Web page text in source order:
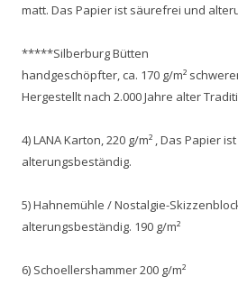
matt. Das Papier ist säurefrei und
*****Silberburg Bütten
handgeschöpfter, ca. 170 g/m²
Hergestellt nach 2.000 Jahre alter
4) LANA Karton, 220 g/m² , Das Papier
alterungsbeständig.
5) Hahnemühle / Nostalgie-
alterungsbeständig. 190 g/m²
6) Schoellershammer 200 g/m²